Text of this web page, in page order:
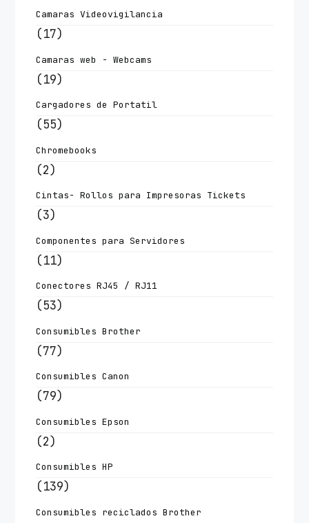
Camaras Videovigilancia
(17)
Camaras web - Webcams
(19)
Cargadores de Portatil
(55)
Chromebooks
(2)
Cintas- Rollos para Impresoras Tickets
(3)
Componentes para Servidores
(11)
Conectores RJ45 / RJ11
(53)
Consumibles Brother
(77)
Consumibles Canon
(79)
Consumibles Epson
(2)
Consumibles HP
(139)
Consumibles reciclados Brother